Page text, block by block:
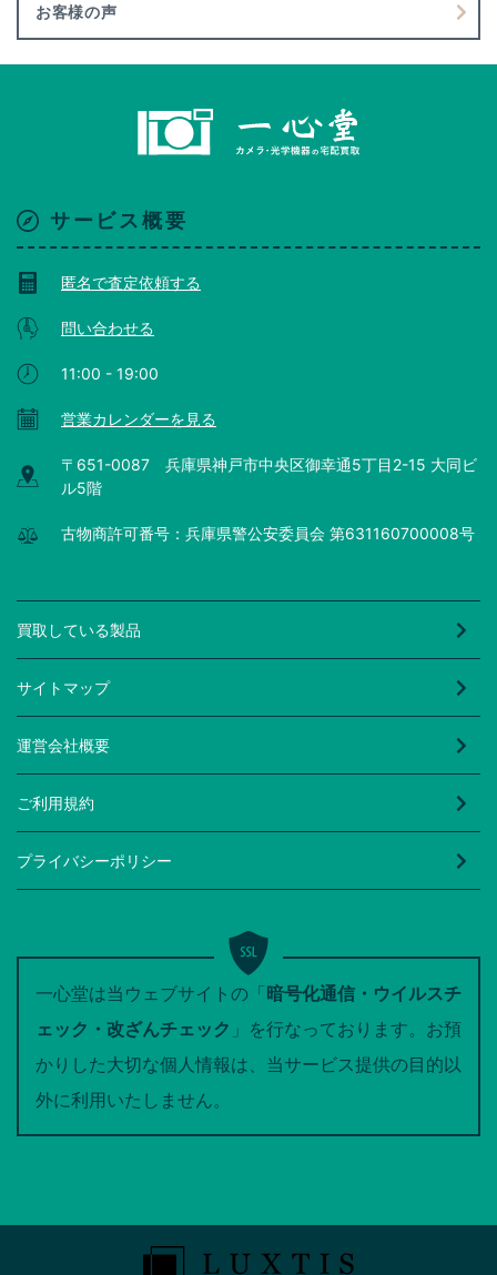
お客様の声
サービス概要
匿名で査定依頼する
問い合わせる
11:00 - 19:00
営業カレンダーを見る
〒651-0087 兵庫県神戸市中央区御幸通5丁目2-15 大同ビ
ル5階
古物商許可番号：兵庫県警公安委員会 第631160700008号
買取している製品
サイトマップ
運営会社概要
ご利用規約
プライバシーポリシー
一心堂は当ウェブサイトの「暗号化通信・ウイルスチ
ェック・改ざんチェック 」を行なっております。お預
かりした大切な個人情報は、当サービス提供の目的以
外に利用いたしません。